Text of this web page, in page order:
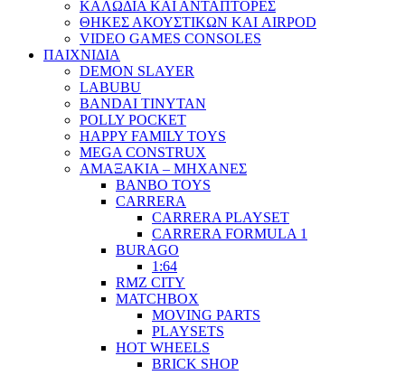
ΚΑΛΩΔΙΑ ΚΑΙ ΑΝΤΑΠΤΟΡΕΣ
ΘΗΚΕΣ ΑΚΟΥΣΤΙΚΩΝ ΚΑΙ AIRPOD
VIDEO GAMES CONSOLES
ΠΑΙΧΝΙΔΙΑ
DEMON SLAYER
LABUBU
BANDAI TINYTAN
POLLY POCKET
HAPPY FAMILY TOYS
MEGA CONSTRUX
ΑΜΑΞΑΚΙΑ – ΜΗΧΑΝΕΣ
BANBO TOYS
CARRERA
CARRERA PLAYSET
CARRERA FORMULA 1
BURAGO
1:64
RMZ CITY
MATCHBOX
MOVING PARTS
PLAYSETS
HOT WHEELS
BRICK SHOP